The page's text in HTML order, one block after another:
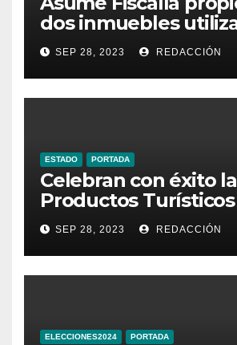
dos inmuebles
la delincuencia
SEP 28, 2023 REDACCIÓN
ESTADO PORTADA
Celebran con éxito
Productos
Guanajuato
SEP 28, 2023 REDACCIÓN
ELECCIONES2024 PORTADA